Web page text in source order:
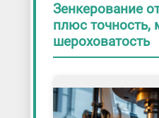
Зенкерование
плюс точность,
шероховатость